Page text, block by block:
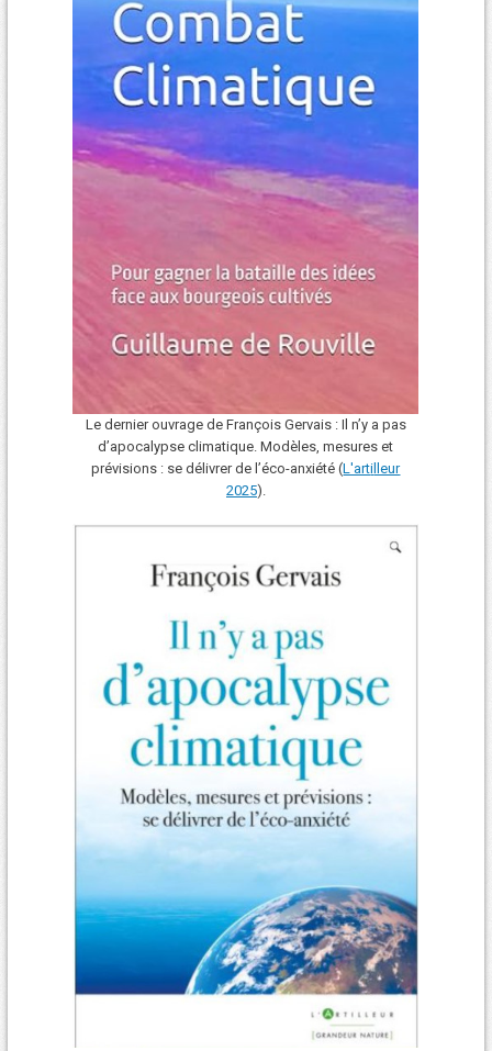
Le dernier ouvrage de François Gervais : Il n’y a pas
d’apocalypse climatique. Modèles, mesures et
prévisions : se délivrer de l’éco-anxiété (L'arti lleur
2025).